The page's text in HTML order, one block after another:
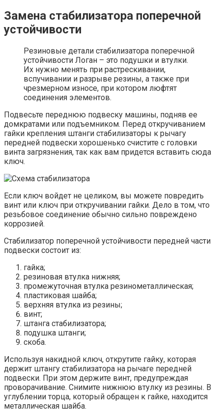
Замена стабилизатора поперечной
устойчивости
Резиновые детали стабилизатора поперечной
устойчивости Логан – это подушки и втулки.
Их нужно менять при растрескивании,
вспучивании и разрыве резины, а также при
чрезмерном износе, при котором люфтят
соединения элементов.
Подвесьте переднюю подвеску машины, подняв ее
домкратами или подъемником. Перед откручиванием
гайки крепления штанги стабилизаторы к рычагу
передней подвески хорошенько счистите с головки
винта загрязнения, так как вам придется вставить сюда
ключ.
Если ключ войдет не целиком, вы можете повредить
винт или ключ при откручивании гайки. Дело в том, что
резьбовое соединение обычно сильно повреждено
коррозией.
Стабилизатор поперечной устойчивости передней части
подвески состоит из:
гайка;
резиновая втулка нижняя;
промежуточная втулка резинометаллическая;
пластиковая шайба;
верхняя втулка из резины;
винт;
штанга стабилизатора;
подушка штанги;
скоба.
Используя накидной ключ, открутите гайку, которая
держит штангу стабилизатора на рычаге передней
подвески. При этом держите винт, предупреждая
проворачивание. Снимите нижнюю втулку из резины. В
углублении торца, который обращен к гайке, находится
металлическая шайба.